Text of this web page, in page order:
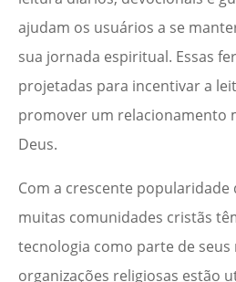
ajudam os usuários a se
sua jornada espiritual. Essas
projetadas para incentivar a
promover um relacionamento
Deus.
Com a crescente popularidade
muitas comunidades cristãs
tecnologia como parte de seus
organizações religiosas estão